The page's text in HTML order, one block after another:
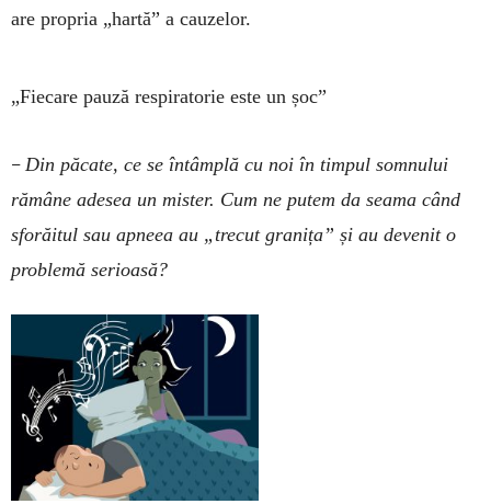
are propria „hartă” a cauzelor.
„Fiecare pauză respiratorie este un șoc”
– Din păcate, ce se întâmplă cu noi în timpul somnului
rămâne ade­sea un mister. Cum ne pu­tem da seama când
sfo­răitul sau ap­neea au „tre­cut granița” și au de­venit o
problemă serioasă?